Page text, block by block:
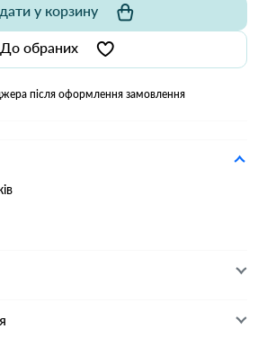
До обраних
у корзину
після оформлення замовлення